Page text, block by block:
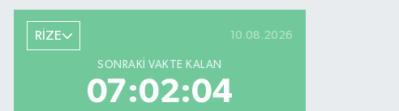
RİZE 10.08.2026
SONRAKI VAKTE KALAN
07:02:04